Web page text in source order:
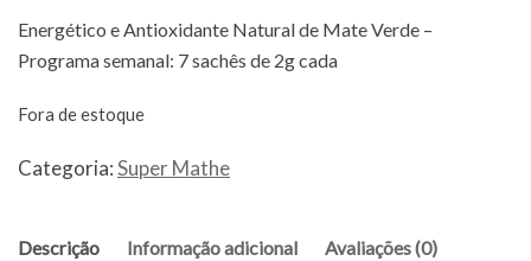
Energético e Antioxidante Natural de Mate Verde –
Programa semanal: 7 sachês de 2g cada
Fora de estoque
Categoria:Super Mathe
Descrição Informação adicional Avaliações (0)